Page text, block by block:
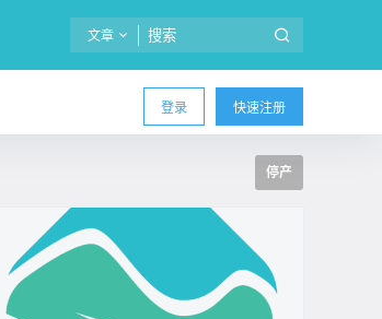
文章
登录 快速注册
停产